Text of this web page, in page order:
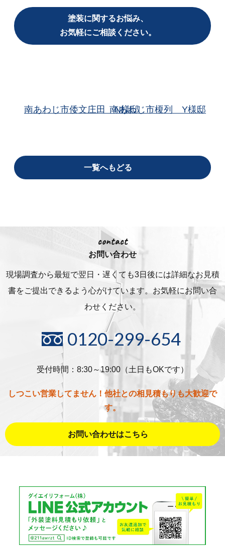
塗装に関するお悩み、
お気軽にご相談ください。
南あわじ市倭文庄田 N様邸南あわじ市榎列 Y様邸
一覧へもどる
contact
お問い合わせ
現場調査から最短で翌日・遅くても3日後には詳細なお見積
書をご提出できるよう心がけています。お気軽にお問い合
わせください。
0120-299-654
受付時間：8:30～19:00（土日もOKです）
しつこい営業してません！他社との相見積もりも大歓迎で
す。
お問い合わせはこちら